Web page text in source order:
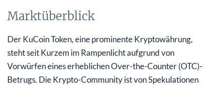
Marktüberblick
Der KuCoin Token, eine prominente Kryptowährung,
steht seit Kurzem im Rampenlicht aufgrund von
Vorwürfen eines erheblichen Over-the-Counter (OTC)-
Betrugs. Die Krypto-Community ist von Spekulationen